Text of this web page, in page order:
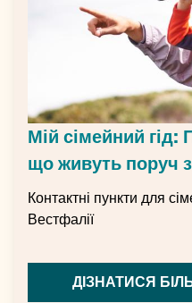
Мій сімейний гід:
що живуть поруч
Контактні пункти для
Вестфалії
ДІЗНАТИСЯ